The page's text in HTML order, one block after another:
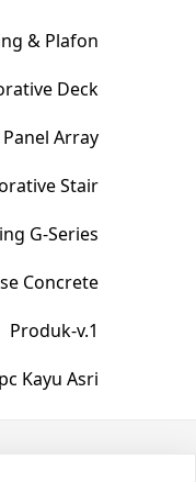
& Plafon
Deck
Array
Stair
G-Series
Concrete
Produk-v.1
Kayu Asri